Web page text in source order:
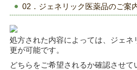
02．ジェネリック医薬品のご案
処方された内容によっては、ジェネ
更が可能です。
どちらをご希望されるか確認させて